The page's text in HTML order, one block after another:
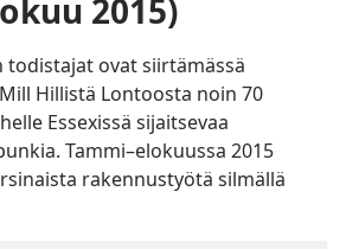
2015)
todistajat ovat siirtämässä
Hillistä Lontoosta noin 70
Essexissä sijaitsevaa
Tammi–elokuussa 2015
rakennustyötä silmällä